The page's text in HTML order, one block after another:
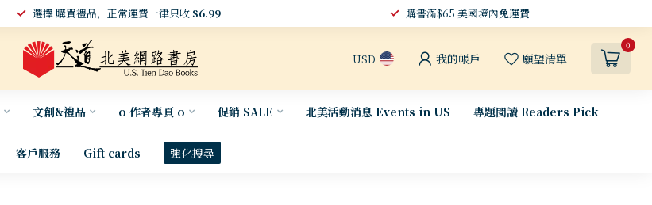
選擇 購買禮品，正常運費一律只收 $6.99 購書滿$65 美國境內免運費
USD 我的帳戶 願望清單
0
文創&禮品 o 作者專頁 o 促銷 SALE 北美活動消息 Events in US 專題閱讀 Readers Pick
客戶服務 Gift cards 強化搜尋